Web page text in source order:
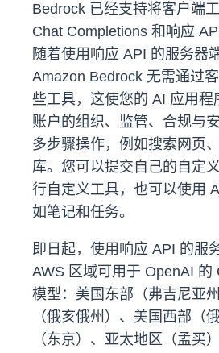
Bedrock 已经支持将客户端
Chat Completions 和响应
随着使用响应 API 的服务器
Amazon Bedrock 无需通过
些工具，这使您的 AI 应用程
账户的组织、监管、合规与
多步骤操作，例如搜索网页
库。您可以提交自己的自定
行自定义工具，也可以使用
如笔记和任务。
即日起，使用响应 API 的服
AWS 区域可用于 OpenAI 的
模型：美国东部（弗吉尼亚
（俄亥俄州）、美国西部（
（东京）、亚太地区（孟买